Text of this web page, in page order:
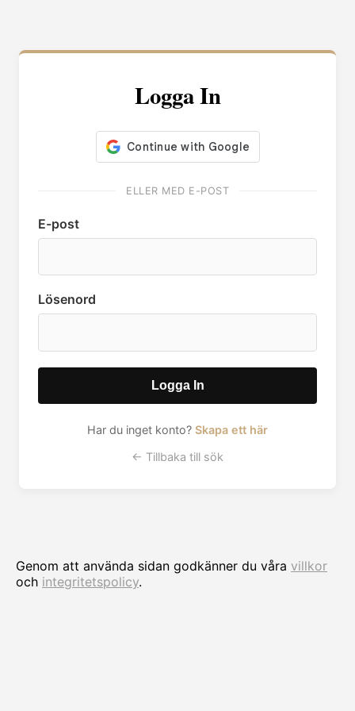
Logga In
ELLER MED E-POST
E-post
Lösenord
Logga In
Har du inget konto? Skapa ett här
← Tillbaka till sök
Genom att använda sidan godkänner du våra villkor
och integritetspolicy.